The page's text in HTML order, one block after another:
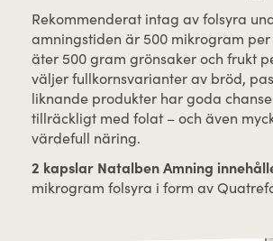
Rekommenderat intag av folsyra
amningstiden är 500 mikrogram per
äter 500 gram grönsaker och frukt
väljer fullkornsvarianter av bröd,
liknande produkter har goda
tillräckligt med folat – och även
värdefull näring.
2 kapslar Natalben Amning
mikrogram folsyra i form av